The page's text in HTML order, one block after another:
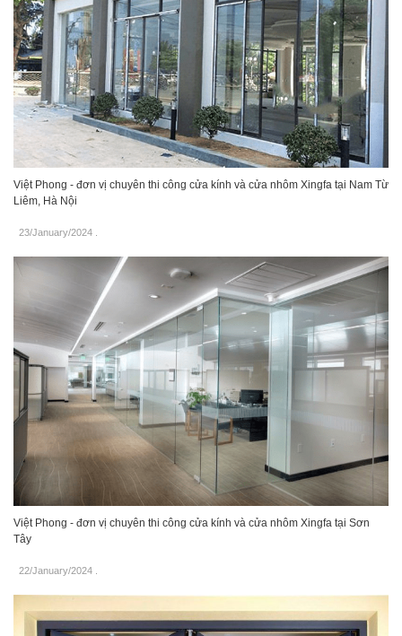
Việt Phong - đơn vị chuyên thi công cửa kính và cửa nhôm Xingfa tại Nam Từ
Liêm, Hà Nội
23/January/2024
Việt Phong - đơn vị chuyên thi công cửa kính và cửa nhôm Xingfa tại Sơn
Tây
22/January/2024